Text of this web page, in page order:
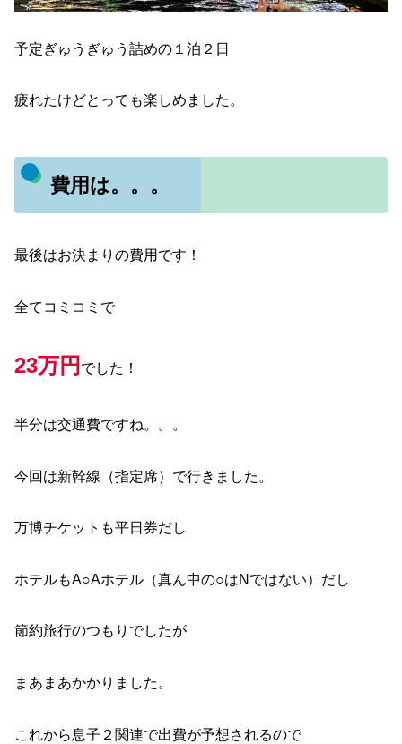
予定ぎゅうぎゅう詰めの１泊２日
疲れたけどとっても楽しめました。
費用は。。。
最後はお決まりの費用です！
全てコミコミで
23万円 でした！
半分は交通費ですね。。。
今回は新幹線（指定席）で行きました。
万博チケットも平日券だし
ホテルもA○Aホテル（真ん中の○はNではない）だし
節約旅行のつもりでしたが
まあまあかかりました。
これから息子２関連で出費が予想されるので